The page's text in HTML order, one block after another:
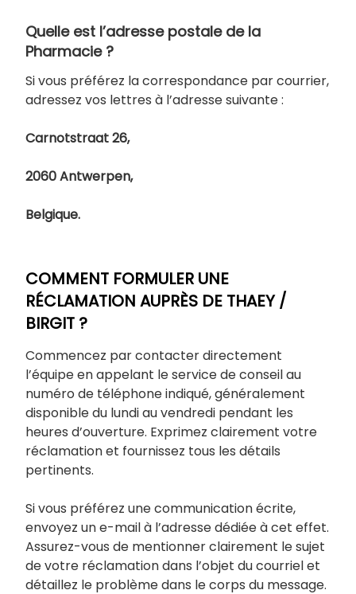
Quelle est l’adresse postale de la
Pharmacie ?
Si vous préférez la correspondance par courrier,
adressez vos lettres à l’adresse suivante :
Carnotstraat 26,
2060 Antwerpen,
Belgique.
COMMENT FORMULER UNE
RÉCLAMATION AUPRÈS DE THAEY /
BIRGIT ?
Commencez par contacter directement
l’équipe en appelant le service de conseil au
numéro de téléphone indiqué, généralement
disponible du lundi au vendredi pendant les
heures d’ouverture. Exprimez clairement votre
réclamation et fournissez tous les détails
pertinents.
Si vous préférez une communication écrite,
envoyez un e-mail à l’adresse dédiée à cet effet.
Assurez-vous de mentionner clairement le sujet
de votre réclamation dans l’objet du courriel et
détaillez le problème dans le corps du message.